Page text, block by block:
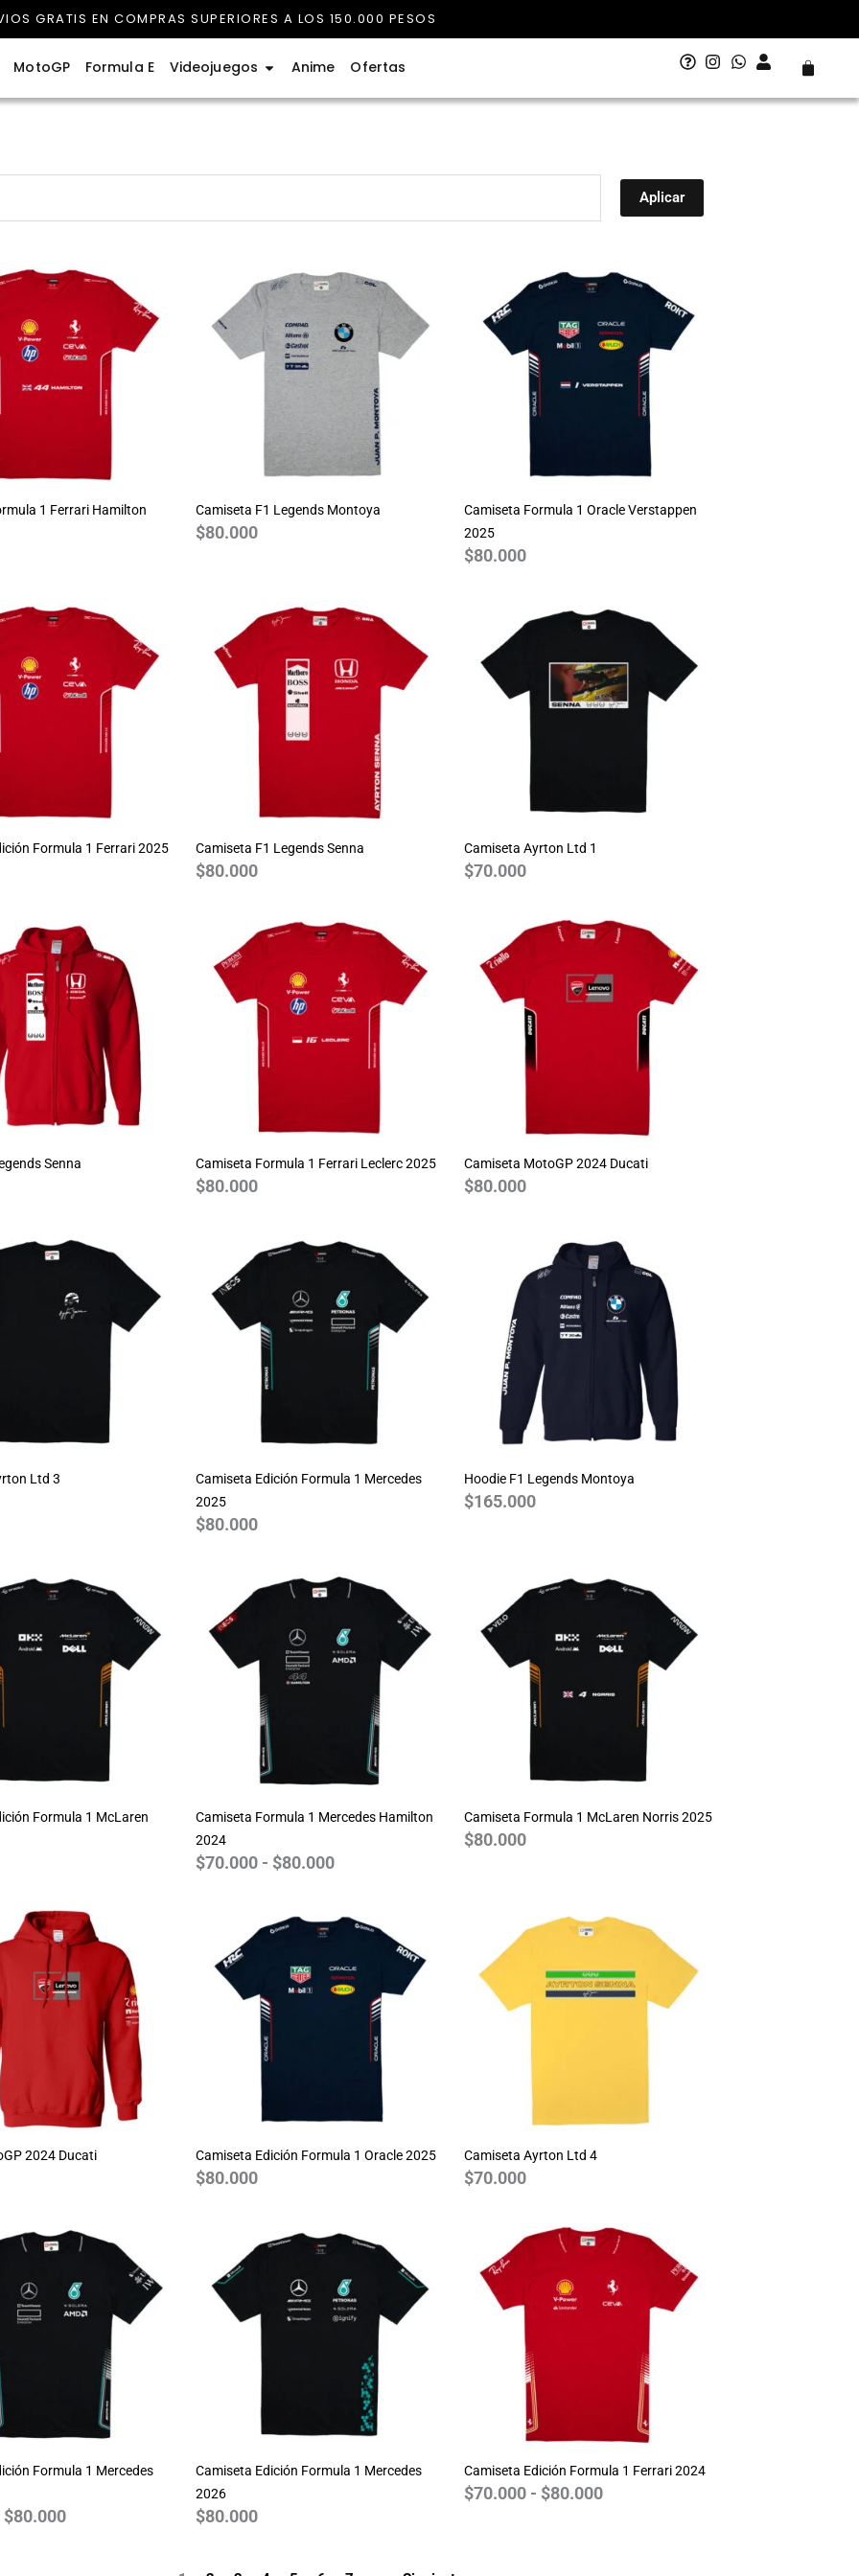
GRATIS EN COMPRAS SUPERIORES A LOS 150.000 PESOS
1
MotoGP Formula E Videojuegos Abrir Videojuegos
Anime Ofertas Carrito
Aplicar
1 Ferrari Hamilton
Camiseta F1 Legends Montoya
$80.000
Camiseta Formula 1 Oracle Verstappen
2025
$80.000
Formula 1 Ferrari 2025 Camiseta F1 Legends Senna
$80.000
Camiseta Ayrton Ltd 1
$70.000
Senna Camiseta Formula 1 Ferrari Leclerc 2025
$80.000
Camiseta MotoGP 2024 Ducati
$80.000
Ltd 3
Camiseta Edición Formula 1 Mercedes
2025
$80.000
Hoodie F1 Legends Montoya
$165.000
Formula 1 McLaren
Camiseta Formula 1 Mercedes Hamilton
2024
$70.000 - $80.000
de
desde
$70.000
$80.000
Camiseta Formula 1 McLaren Norris 2025
$80.000
2024 Ducati Camiseta Edición Formula 1 Oracle 2025
$80.000
Camiseta Ayrton Ltd 4
$70.000
Formula 1 Mercedes
$80.000
de
desde
$70.000
$80.000
Camiseta Edición Formula 1 Mercedes
2026
$80.000
Camiseta Edición Formula 1 Ferrari 2024
$70.000 - $80.000
de
desde
$70.000
$80.000